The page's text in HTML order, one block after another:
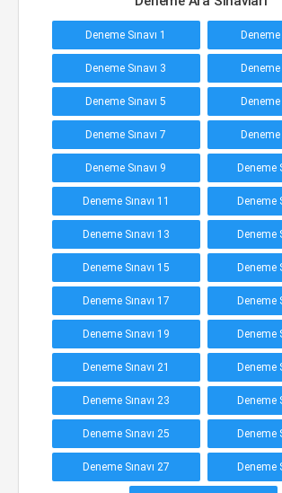
Deneme Sınavı 1 Deneme
Deneme Sınavı 3 Deneme
Deneme Sınavı 5 Deneme
Deneme Sınavı 7 Deneme
Deneme Sınavı 9 Deneme
Deneme Sınavı 11 Deneme
Deneme Sınavı 13 Deneme
Deneme Sınavı 15 Deneme
Deneme Sınavı 17 Deneme
Deneme Sınavı 19 Deneme
Deneme Sınavı 21 Deneme
Deneme Sınavı 23 Deneme
Deneme Sınavı 25 Deneme
Deneme Sınavı 27 Deneme